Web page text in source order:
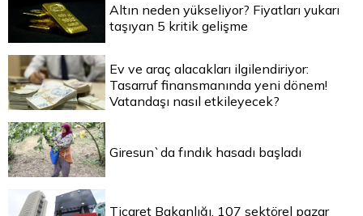
Altın neden yükseliyor? Fiyatları yukarı
taşıyan 5 kritik gelişme
Ev ve araç alacakları ilgilendiriyor:
Tasarruf finansmanında yeni dönem!
Vatandaşı nasıl etkileyecek?
Giresun`da fındık hasadı başladı
Ticaret Bakanlığı, 107 sektörel pazar